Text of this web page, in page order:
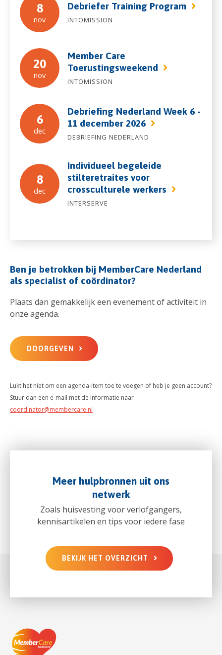
8
nov
Debriefer Training Program
INTOMISSION
20
nov
Member Care
Toerustingsweekend
INTOMISSION
6
dec
Debriefing Nederland Week 6 -
11 december 2026
DEBRIEFING NEDERLAND
8
dec
Individueel begeleide
stilteretraites voor
crossculturele werkers
INTERSERVE
Ben je betrokken bij MemberCare Nederland
als specialist of coördinator?
Plaats dan gemakkelijk een evenement of activiteit in
onze agenda.
DOORGEVEN
Lukt het niet om een agenda-item toe te voegen of heb je geen account?
Stuur dan een e-mail met de informatie naar
coordinator@membercare.nl
Meer hulpbronnen uit ons
netwerk
Zoals huisvesting voor verlofgangers,
kennisartikelen en tips voor iedere fase
BEKIJK HET OVERZICHT